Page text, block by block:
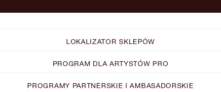
LOKALIZATOR SKLEPÓW
PROGRAM DLA ARTYSTÓW PRO
PROGRAMY PARTNERSKIE I AMBASADORSKIE